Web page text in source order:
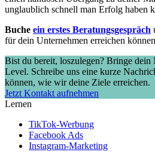
unglaublich schnell man Erfolg haben
Buche ein erstes Beratungsgespräch
für dein Unternehmen erreichen
Bist du bereit, loszulegen? Bringe dein
Level. Schreibe uns eine kurze
können, wie wir deine Ziele erreichen.
Jetzt Kontakt aufnehmen
Lernen
TikTok-Werbung
Facebook Ads
Instagram-Marketing